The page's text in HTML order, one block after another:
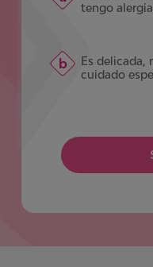
tengo
Es delicada,
cuidado